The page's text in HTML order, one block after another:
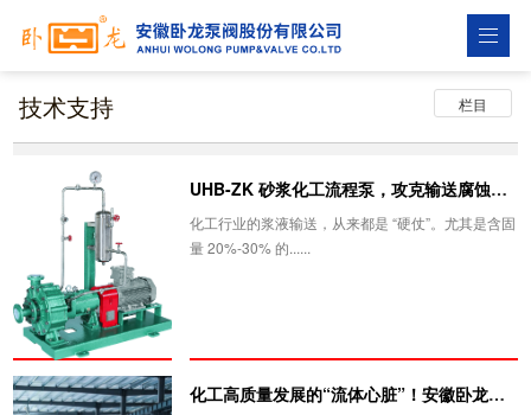
栏目
技术支持
UHB-ZK 砂浆化工流程泵，攻克输送腐蚀磨蚀难题
化工行业的浆液输送，从来都是 “硬仗”。尤其是含固
量 20%-30% 的......
化工高质量发展的“流体心脏”！安徽卧龙泵阀如何破解耐腐与泄漏难题？